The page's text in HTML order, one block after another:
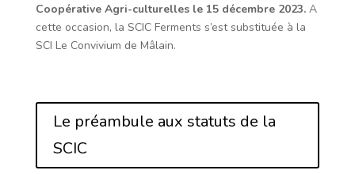
Coopérative Agri-culturelles le 15 décembre 2023. A
cette occasion, la SCIC Ferments s’est substituée à la
SCI Le Convivium de Mâlain.
Le préambule aux statuts de la
SCIC